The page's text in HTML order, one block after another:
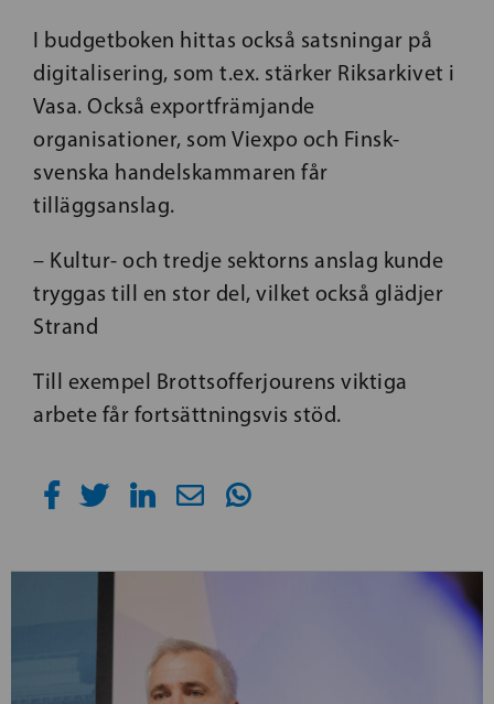
I budgetboken hittas också satsningar på
digitalisering, som t.ex. stärker Riksarkivet i
Vasa. Också exportfrämjande
organisationer, som Viexpo och Finsk-
svenska handelskammaren får
tilläggsanslag.
– Kultur- och tredje sektorns anslag kunde
tryggas till en stor del, vilket också glädjer
Strand
Till exempel Brottsofferjourens viktiga
arbete får fortsättningsvis stöd.